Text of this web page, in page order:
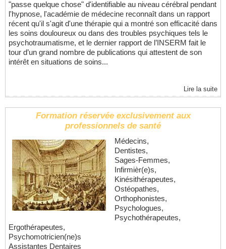
"passe quelque chose" d'identifiable au niveau cérébral pendant
l'hypnose, l'académie de médecine reconnaît dans un rapport
récent qu'il s'agit d'une thérapie qui a montré son efficacité dans
les soins douloureux ou dans des troubles psychiques tels le
psychotraumatisme, et le dernier rapport de l’INSERM fait le
tour d’un grand nombre de publications qui attestent de son
intérêt en situations de soins...
Lire la suite
Formation réservée exclusivement aux
professionnels de santé
Médecins,
Dentistes,
Sages-Femmes,
Infirmièr(e)s,
Kinésithérapeutes,
Ostéopathes,
Orthophonistes,
Psychologues,
Psychothérapeutes,
Ergothérapeutes,
Psychomotricien(ne)s
Assistantes Dentaires